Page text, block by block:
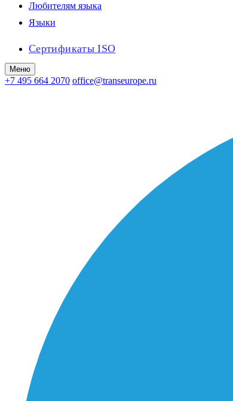
Любителям языка
Языки
Сертификаты ISO
Меню
+7 495 664 2070 office@transeurope.ru